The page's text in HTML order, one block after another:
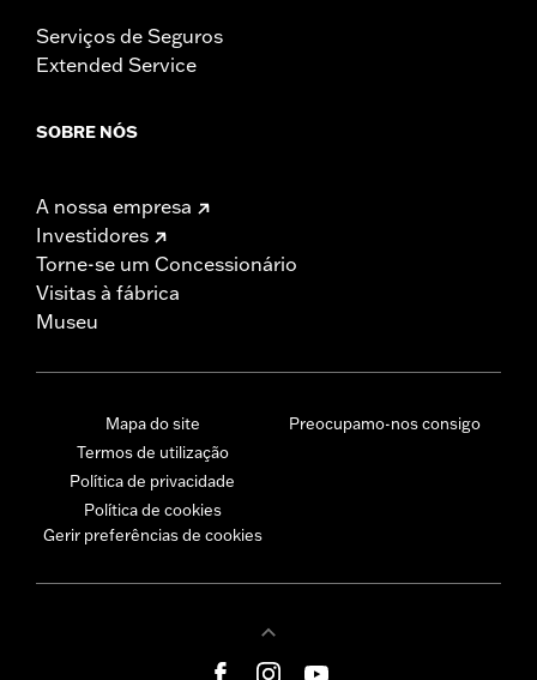
Serviços de Seguros
Extended Service
SOBRE NÓS
A nossa empresa
Investidores
Torne-se um Concessionário
Visitas à fábrica
Museu
Mapa do site
Termos de utilização
Política de privacidade
Política de cookies
Gerir preferências de cookies
Preocupamo-nos consigo